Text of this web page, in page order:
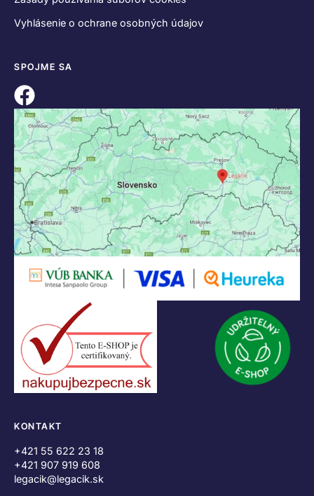
Vyhlásenie o ochrane osobných údajov
SPOJME SA
KONTAKT
+421 55 622 23 18
+421 907 919 608
legacik@legacik.sk